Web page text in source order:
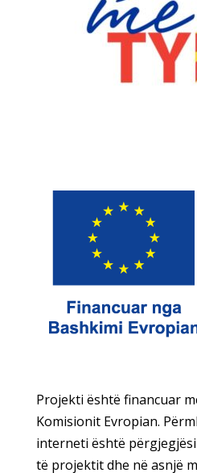
Projekti është financuar
Komisionit Evropian.
interneti është
të projektit dhe në asnjë